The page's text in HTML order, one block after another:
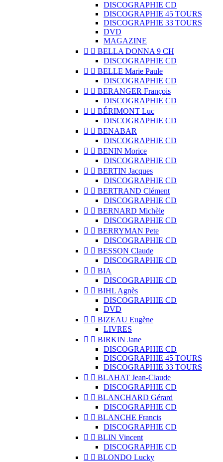
DISCOGRAPHIE CD
DISCOGRAPHIE 45 TOURS
DISCOGRAPHIE 33 TOURS
DVD
MAGAZINE
  BELLA DONNA 9 CH
DISCOGRAPHIE CD
  BELLE Marie Paule
DISCOGRAPHIE CD
  BERANGER François
DISCOGRAPHIE CD
  BÉRIMONT Luc
DISCOGRAPHIE CD
  BENABAR
DISCOGRAPHIE CD
  BENIN Morice
DISCOGRAPHIE CD
  BERTIN Jacques
DISCOGRAPHIE CD
  BERTRAND Clément
DISCOGRAPHIE CD
  BERNARD Michèle
DISCOGRAPHIE CD
  BERRYMAN Pete
DISCOGRAPHIE CD
  BESSON Claude
DISCOGRAPHIE CD
  BIA
DISCOGRAPHIE CD
  BIHL Agnès
DISCOGRAPHIE CD
DVD
  BIZEAU Eugène
LIVRES
  BIRKIN Jane
DISCOGRAPHIE CD
DISCOGRAPHIE 45 TOURS
DISCOGRAPHIE 33 TOURS
  BLAHAT Jean-Claude
DISCOGRAPHIE CD
  BLANCHARD Gérard
DISCOGRAPHIE CD
  BLANCHE Francis
DISCOGRAPHIE CD
  BLIN Vincent
DISCOGRAPHIE CD
  BLONDO Lucky